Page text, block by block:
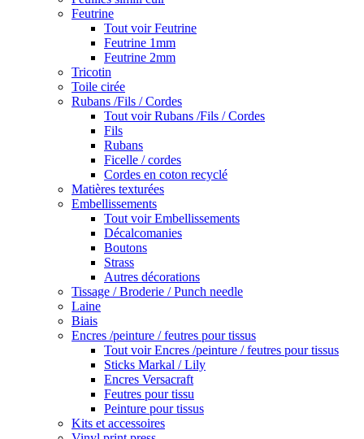
Feutrine
Tout voir Feutrine
Feutrine 1mm
Feutrine 2mm
Tricotin
Toile cirée
Rubans /Fils / Cordes
Tout voir Rubans /Fils / Cordes
Fils
Rubans
Ficelle / cordes
Cordes en coton recyclé
Matières texturées
Embellissements
Tout voir Embellissements
Décalcomanies
Boutons
Strass
Autres décorations
Tissage / Broderie / Punch needle
Laine
Biais
Encres /peinture / feutres pour tissus
Tout voir Encres /peinture / feutres pour tissus
Sticks Markal / Lily
Encres Versacraft
Feutres pour tissu
Peinture pour tissus
Kits et accessoires